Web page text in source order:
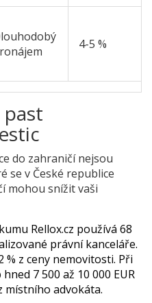
4-5 %
past
do zahraničí nejsou
se v České republice
mohou snížit vaši
Rellox.cz používá 68
právní kanceláře.
z ceny nemovitosti. Při
7 500 až 10 000 EUR
místního advokáta.